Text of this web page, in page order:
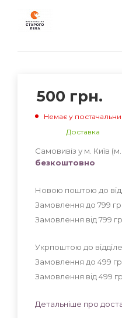
500 грн.
Немає у
Доставка
Самовивіз у м. Київ
безкоштовно
Новою поштою до
Замовлення до 799
Замовлення від 799
Укрпоштою до
Замовлення до 499
Замовлення від 499
Детальніше про